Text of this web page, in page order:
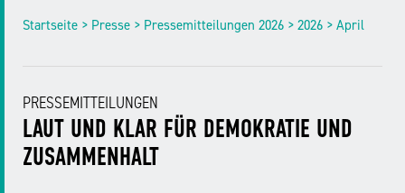
Startseite > Presse > Pressemitteilungen 2026 > 2026 > April
PRESSEMITTEILUNGEN
LAUT UND KLAR FÜR DEMOKRATIE UND
ZUSAMMENHALT